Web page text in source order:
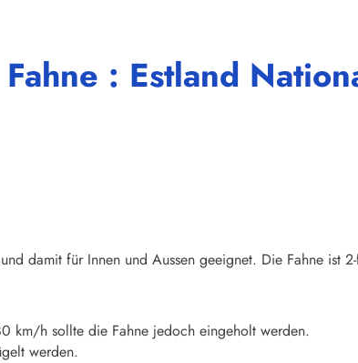
: Estland
damit für Innen und Aussen geeignet. Die Fahne ist
km/h sollte die Fahne jedoch eingeholt werden.
werden.